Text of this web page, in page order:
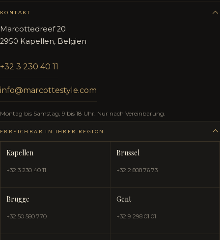
KONTAKT
Marcottedreef 20
2950 Kapellen, Belgien
+32 3 230 40 11
info@marcottestyle.com
Montag bis Samstag, 9 bis 18 Uhr. Nur nach Vereinbarung.
ERREICHBAR IN IHRER REGION
Kapellen
+32 3 230 40 11
Brussel
+32 2 808 76 73
Brugge
+32 50 580 770
Gent
+32 9 298 01 01